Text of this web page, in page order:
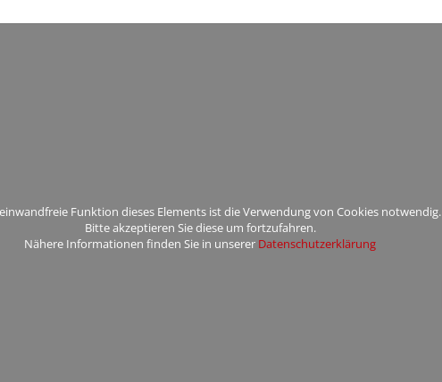
Funktion dieses Elements ist die Verwendung von Cookies notwendig.
Bitte akzeptieren Sie diese um fortzufahren.
Nähere Informationen finden Sie in unserer Datenschutzerklärung